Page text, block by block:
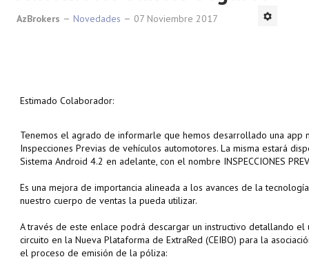
COMPAÑIAS Y PRODUCTOS
AzBrokers Novedades 07 Noviembre 2017
Estimado Colaborador:
Tenemos el agrado de informarle que hemos desarrollado una app
Inspecciones Previas de vehículos automotores. La misma estará
Sistema Android 4.2 en adelante, con el nombre INSPECCIONES
Es una mejora de importancia alineada a los avances de la
nuestro cuerpo de ventas la pueda utilizar.
A través de este enlace podrá descargar un instructivo detallando
circuito en la Nueva Plataforma de ExtraRed (CEIBO) para la
el proceso de emisión de la póliza: